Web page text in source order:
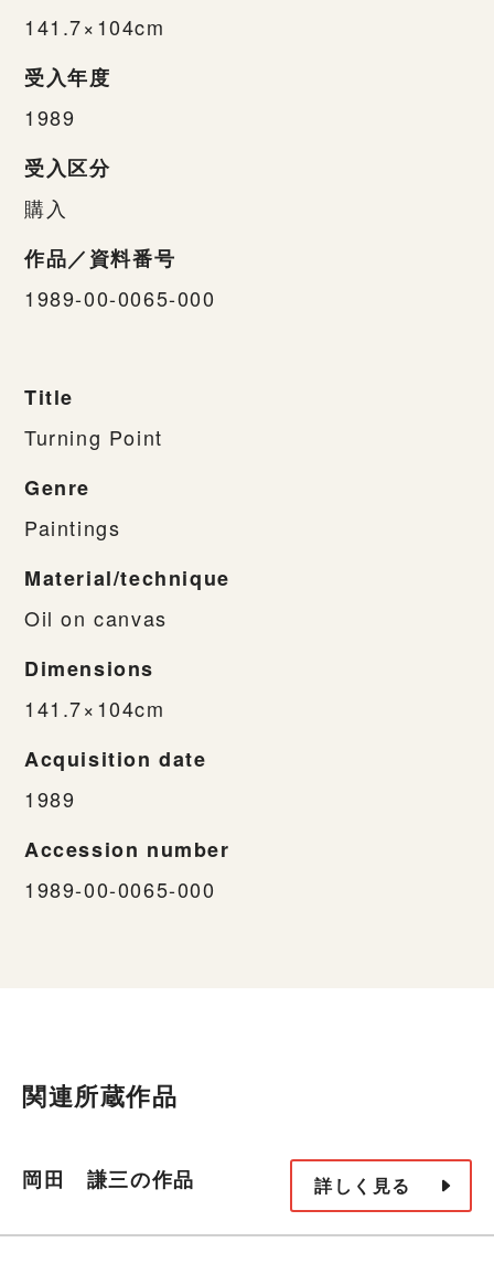
141.7×104cm
受入年度
1989
受入区分
購入
作品／資料番号
1989-00-0065-000
Title
Turning Point
Genre
Paintings
Material/technique
Oil on canvas
Dimensions
141.7×104cm
Acquisition date
1989
Accession number
1989-00-0065-000
関連所蔵作品
岡田 謙三の作品 詳しく見る